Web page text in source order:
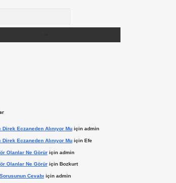
Direk Eczaneden Alınıyor Muiçin admin
Eczaneden Alınıyor Muiçin Efe
Olanlar Ne Görüriçin admin
Olanlar Ne Görüriçin Bozkurt
Cevabı için admin